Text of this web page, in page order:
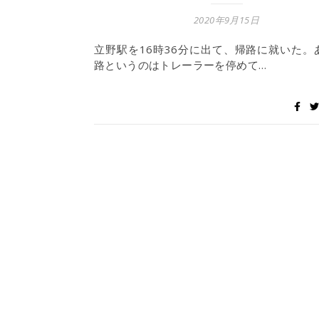
2020年9月15日
立野駅を16時36分に出て、帰路に就いた。
路というのはトレーラーを停めて…